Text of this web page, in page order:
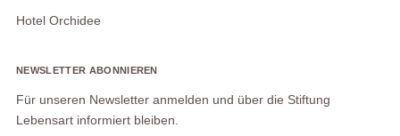
Hotel Orchidee
NEWSLETTER ABONNIEREN
Für unseren Newsletter anmelden und über die Stiftung
Lebensart informiert bleiben.